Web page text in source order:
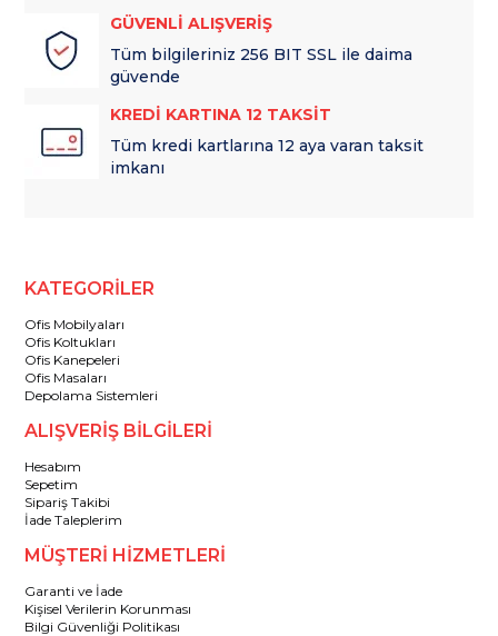
GÜVENLİ ALIŞVERİŞ
Tüm bilgileriniz 256 BIT SSL ile daima
güvende
KREDİ KARTINA 12 TAKSİT
Tüm kredi kartlarına 12 aya varan taksit
imkanı
KATEGORİLER
Ofis Mobilyaları
Ofis Koltukları
Ofis Kanepeleri
Ofis Masaları
Depolama Sistemleri
ALIŞVERİŞ BİLGİLERİ
Hesabım
Sepetim
Sipariş Takibi
İade Taleplerim
MÜŞTERİ HİZMETLERİ
Garanti ve İade
Kişisel Verilerin Korunması
Bilgi Güvenliği Politikası